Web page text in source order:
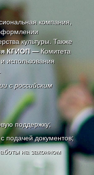
компания,
культуры. Также
КГИОП —Комитета
использования
с российским
поддержку;
подачей документов;
на законном